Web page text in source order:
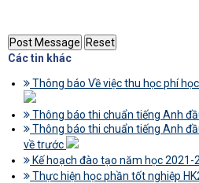
Các tin khác
Thông báo Về việc thu học phí
Thông báo thi chuẩn tiếng Anh
Thông báo thi chuẩn tiếng Anh
về trước
Kế hoạch đào tạo năm học 2021-
Thực hiện học phần tốt nghiệp